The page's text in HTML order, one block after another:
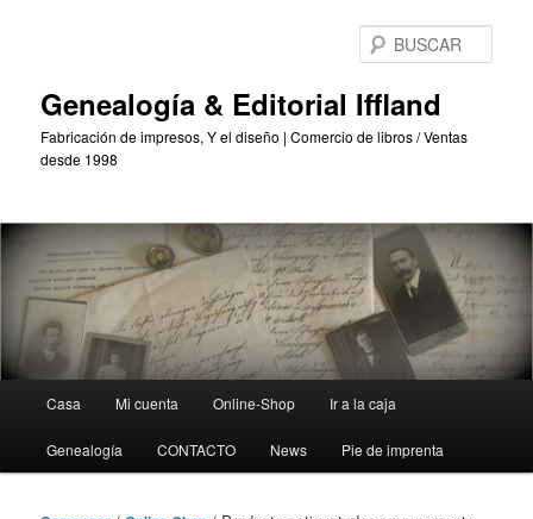
Genealogía & Editorial Iffland
Fabricación de impresos, Y el diseño | Comercio de libros / Ventas
desde 1998
Casa Mi cuenta Online-Shop Ir a la caja
Genealogía CONTACTO News Pie de imprenta